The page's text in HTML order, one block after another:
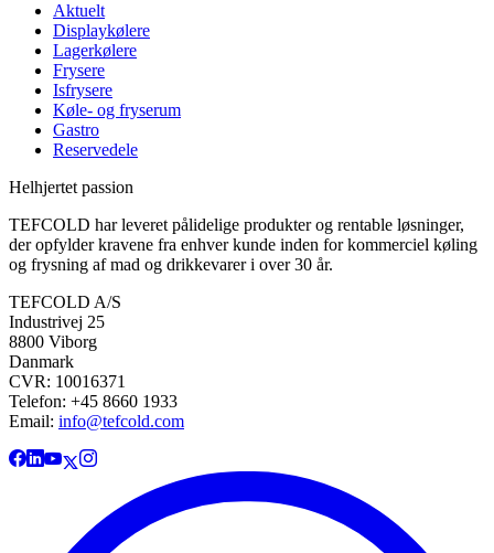
Aktuelt
Displaykølere
Lagerkølere
Frysere
Isfrysere
Køle- og fryserum
Gastro
Reservedele
Helhjertet passion
TEFCOLD har leveret pålidelige produkter og rentable løsninger,
der opfylder kravene fra enhver kunde inden for kommerciel køling
og frysning af mad og drikkevarer i over 30 år.
TEFCOLD A/S
Industrivej 25
8800 Viborg
Danmark
CVR: 10016371
Telefon: +45 8660 1933
Email: info@tefcold.com